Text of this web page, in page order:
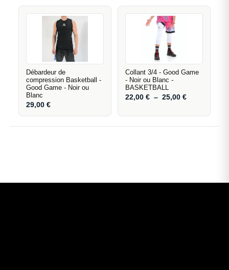
Débardeur de
compression Basketball -
Good Game - Noir ou
Blanc
29,00€
Collant 3/4 - Good Game
- Noir ou Blanc -
BASKETBALL
22,00€ – 25,00€